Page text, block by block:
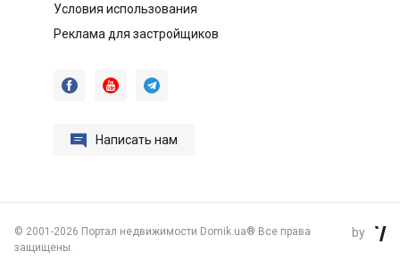
Условия использования
Реклама для застройщиков
  
 Написать нам
© 2001-2026 Портал недвижимости Domik.ua® Все права
защищены.
by 